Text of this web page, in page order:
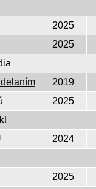
2025
2025
2019
2025
2024
2025